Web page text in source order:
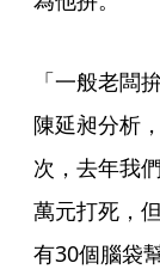
「一般老闆
陳延昶分析
次，去年我
萬元打死，
有30個腦袋